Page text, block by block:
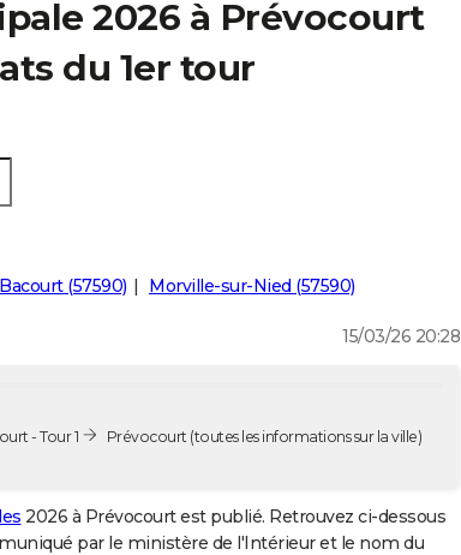
2026 à Prévocourt
du 1er tour
Bacourt (57590) Morville-sur-Nied (57590)
15/03/26 20:28
- Tour 1
Prévocourt (toutes les informations sur la ville)
2026 à Prévocourt est publié. Retrouvez ci-dessous
par le ministère de l'Intérieur et le nom du